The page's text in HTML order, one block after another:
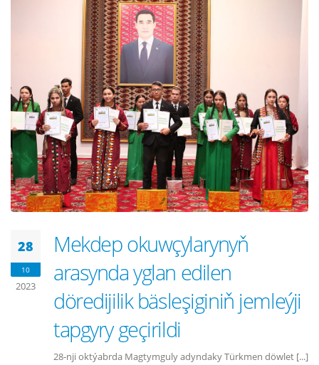
28
10
2023
Mekdep okuwçylarynyň
arasynda yglan edilen
döredijilik bäsleşiginiň jemleýji
tapgyry geçirildi
28-nji oktýabrda Magtymguly adyndaky Türkmen döwlet [...]